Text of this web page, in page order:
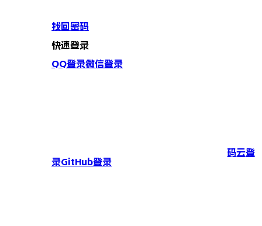
找回密码
快速登录
QQ登录微信登录
码云登
录GitHub登录